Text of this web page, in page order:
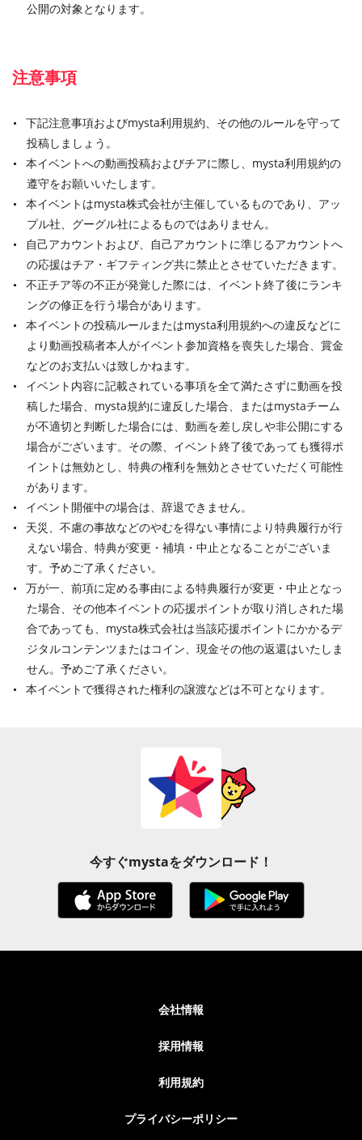
公開の対象となります。
注意事項
下記注意事項およびmysta利用規約、その他のルールを守って
投稿しましょう。
本イベントへの動画投稿およびチアに際し、mysta利用規約の
遵守をお願いいたします。
本イベントはmysta株式会社が主催しているものであり、アッ
プル社、グーグル社によるものではありません。
自己アカウントおよび、自己アカウントに準じるアカウントへ
の応援はチア・ギフティング共に禁止とさせていただきます。
不正チア等の不正が発覚した際には、イベント終了後にランキ
ングの修正を行う場合があります。
本イベントの投稿ルールまたはmysta利用規約への違反などに
より動画投稿者本人がイベント参加資格を喪失した場合、賞金
などのお支払いは致しかねます。
イベント内容に記載されている事項を全て満たさずに動画を投
稿した場合、mysta規約に違反した場合、またはmystaチーム
が不適切と判断した場合には、動画を差し戻しや非公開にする
場合がございます。その際、イベント終了後であっても獲得ポ
イントは無効とし、特典の権利を無効とさせていただく可能性
があります。
イベント開催中の場合は、辞退できません。
天災、不慮の事故などのやむを得ない事情により特典履行が行
えない場合、特典が変更・補填・中止となることがございま
す。予めご了承ください。
万が一、前項に定める事由による特典履行が変更・中止となっ
た場合、その他本イベントの応援ポイントが取り消しされた場
合であっても、mysta株式会社は当該応援ポイントにかかるデ
ジタルコンテンツまたはコイン、現金その他の返還はいたしま
せん。予めご了承ください。
本イベントで獲得された権利の譲渡などは不可となります。
今すぐmystaをダウンロード！
会社情報
採用情報
利用規約
プライバシーポリシー